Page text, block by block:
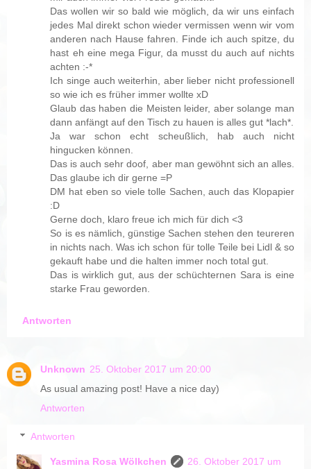
Das wollen wir so bald wie möglich, da wir uns einfach
jedes Mal direkt schon wieder vermissen wenn wir vom
anderen nach Hause fahren. Finde ich auch spitze, du
hast eh eine mega Figur, da musst du auch auf nichts
achten :-*
Ich singe auch weiterhin, aber lieber nicht professionell
so wie ich es früher immer wollte xD
Glaub das haben die Meisten leider, aber solange man
dann anfängt auf den Tisch zu hauen is alles gut *lach*.
Ja war schon echt scheußlich, hab auch nicht
hingucken können.
Das is auch sehr doof, aber man gewöhnt sich an alles.
Das glaube ich dir gerne =P
DM hat eben so viele tolle Sachen, auch das Klopapier
:D
Gerne doch, klaro freue ich mich für dich <3
So is es nämlich, günstige Sachen stehen den teureren
in nichts nach. Was ich schon für tolle Teile bei Lidl & so
gekauft habe und die halten immer noch total gut.
Das is wirklich gut, aus der schüchternen Sara is eine
starke Frau geworden.
Antworten
Unknown 25. Oktober 2017 um 20:00
As usual amazing post! Have a nice day)
Antworten
Antworten
Yasmina Rosa Wölkchen
26. Oktober 2017 um